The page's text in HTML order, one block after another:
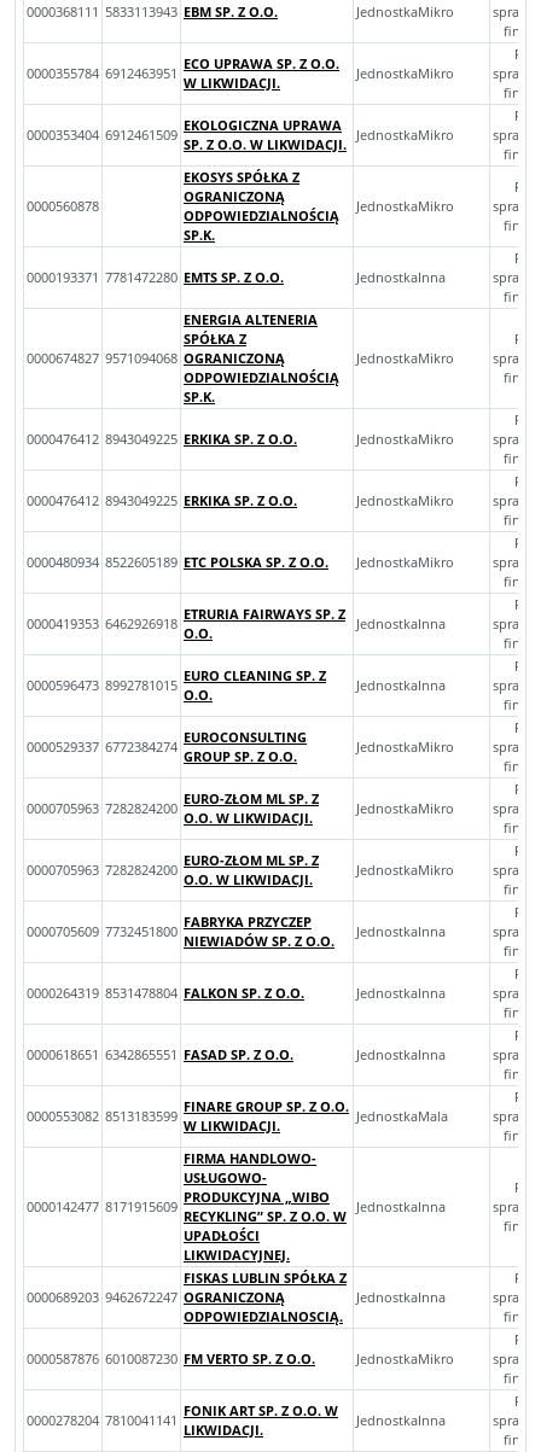
0000368111 5833113943 EBM SP. Z O.O. JednostkaMikro
0000355784 6912463951
ECO UPRAWA SP. Z O.O.
W LIKWIDACJI.
JednostkaMikro
0000353404 6912461509
EKOLOGICZNA UPRAWA
SP. Z O.O. W LIKWIDACJI.
JednostkaMikro
0000560878
EKOSYS SPÓŁKA Z
OGRANICZONĄ
ODPOWIEDZIALNOŚCIĄ
SP.K.
JednostkaMikro
0000193371 7781472280 EMTS SP. Z O.O. JednostkaInna
0000674827 9571094068
ENERGIA ALTENERIA
SPÓŁKA Z
OGRANICZONĄ
ODPOWIEDZIALNOŚCIĄ
SP.K.
JednostkaMikro
0000476412 8943049225 ERKIKA SP. Z O.O. JednostkaMikro
0000476412 8943049225 ERKIKA SP. Z O.O. JednostkaMikro
0000480934 8522605189 ETC POLSKA SP. Z O.O. JednostkaMikro
0000419353 6462926918
ETRURIA FAIRWAYS SP. Z
O.O.
JednostkaInna
0000596473 8992781015
EURO CLEANING SP. Z
O.O.
JednostkaInna
0000529337 6772384274
EUROCONSULTING
GROUP SP. Z O.O.
JednostkaMikro
0000705963 7282824200
EURO-ZŁOM ML SP. Z
O.O. W LIKWIDACJI.
JednostkaMikro
0000705963 7282824200
EURO-ZŁOM ML SP. Z
O.O. W LIKWIDACJI.
JednostkaMikro
0000705609 7732451800
FABRYKA PRZYCZEP
NIEWIADÓW SP. Z O.O.
JednostkaInna
0000264319 8531478804 FALKON SP. Z O.O. JednostkaInna
0000618651 6342865551 FASAD SP. Z O.O. JednostkaInna
0000553082 8513183599
FINARE GROUP SP. Z O.O.
W LIKWIDACJI.
JednostkaMala
0000142477 8171915609
FIRMA HANDLOWO-
USŁUGOWO-
PRODUKCYJNA „WIBO
RECYKLING” SP. Z O.O. W
UPADŁOŚCI
LIKWIDACYJNEJ.
JednostkaInna
0000689203 9462672247
FISKAS LUBLIN SPÓŁKA Z
OGRANICZONĄ
ODPOWIEDZIALNOSCIĄ.
JednostkaInna
0000587876 6010087230 FM VERTO SP. Z O.O. JednostkaMikro
0000278204 7810041141
FONIK ART SP. Z O.O. W
LIKWIDACJI.
JednostkaInna